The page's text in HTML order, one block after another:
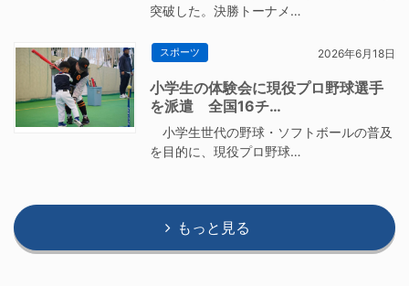
突破した。決勝トーナメ…
スポーツ 2026年6月18日
小学生の体験会に現役プロ野球選手
を派遣 全国16チ…
小学生世代の野球・ソフトボールの普及
を目的に、現役プロ野球…
もっと見る